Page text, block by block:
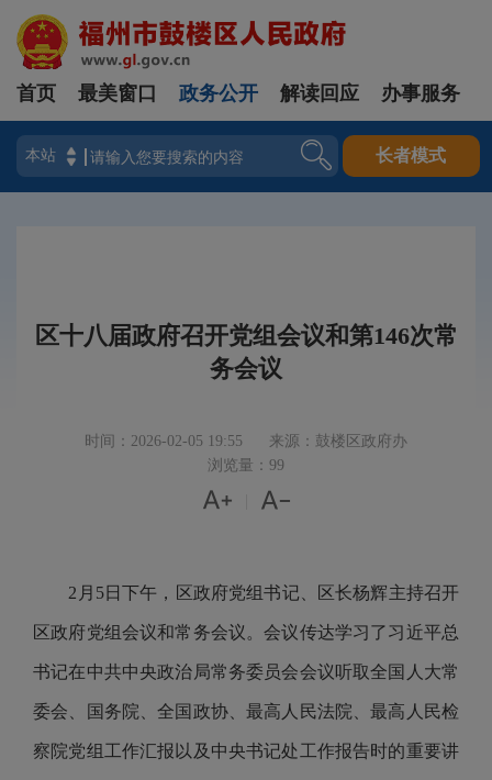
登录
首页 最美窗口 政务公开 解读回应 办事服务
长者模式
区十八届政府召开党组会议和第146次常
务会议
时间：2026-02-05 19:55
来源：鼓楼区政府办
浏览量：99
 
2月5日下午，区政府党组书记、区长杨辉主持召开
区政府党组会议和常务会议。会议传达学习了习近平总
书记在中共中央政治局常务委员会会议听取全国人大常
委会、国务院、全国政协、最高人民法院、最高人民检
察院党组工作汇报以及中央书记处工作报告时的重要讲